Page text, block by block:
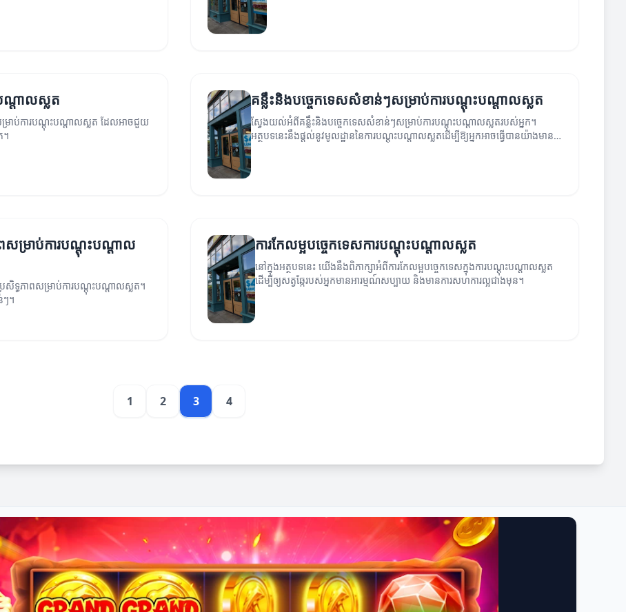
តាលស្លត
រាប់ការបណ្តុះបណ្តាលស្លត ដែលអាចជួយ
។
គន្លឹះនិងបច្ចេកទេសសំខាន់ៗសម្រាប់ការបណ្តុះបណ្តាលស្លត
ស្វែងយល់អំពីគន្លឹះនិងបច្ចេកទេសសំខាន់ៗសម្រាប់ការបណ្តុះបណ្តាលស្លតរបស់អ្នក។
អត្ថបទនេះនឹងផ្តល់នូវមូលដ្ឋាននៃការបណ្តុះបណ្តាលស្លតដើម្បីឱ្យអ្នកអាចធ្វើបានយ៉ាងមាន
ប្រសិទ្ធភាព។
សម្រាប់ការបណ្តុះបណ្តាល
ទ្ធភាពសម្រាប់ការបណ្តុះបណ្តាលស្លត។
ៗ។
ការកែលម្អបច្ចេកទេសការបណ្តុះបណ្តាលស្លត
នៅក្នុងអត្ថបទនេះ យើងនឹងពិភាក្សាអំពីការកែលម្អបច្ចេកទេសក្នុងការបណ្តុះបណ្តាលស្លត
ដើម្បីឲ្យសត្វឆ្កែរបស់អ្នកមានអារម្មណ៍សប្បាយ និងមានការសហការល្អជាងមុន។
1 2 3 4